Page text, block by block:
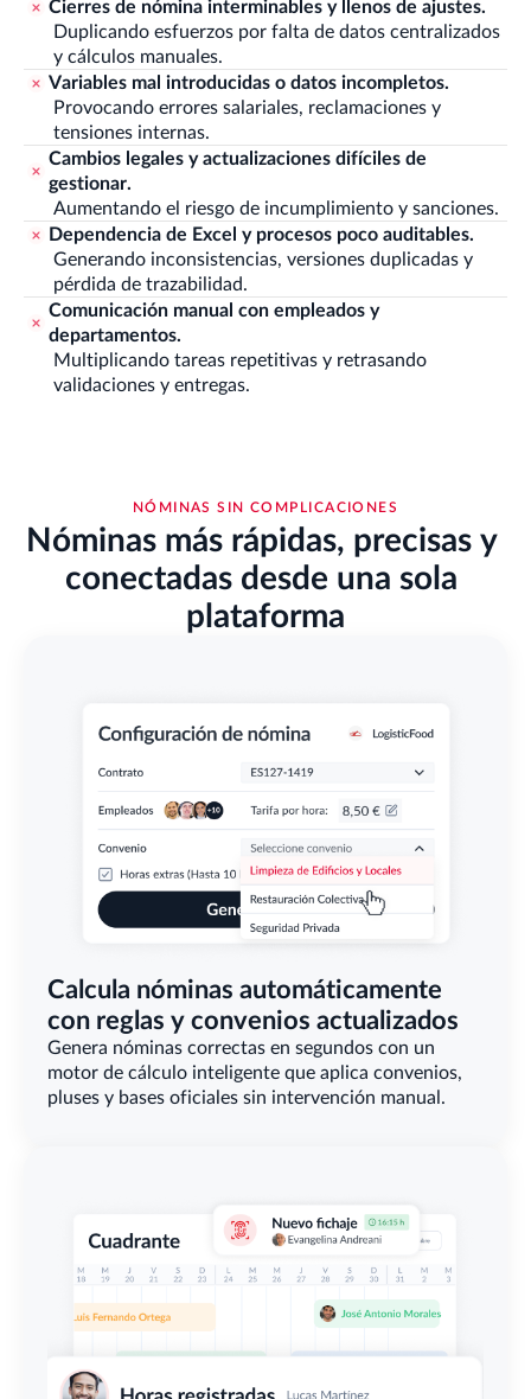
Cierres de nómina interminables y llenos de ajustes.
Duplicando esfuerzos por falta de datos centralizados
y cálculos manuales.
Variables mal introducidas o datos incompletos.
Provocando errores salariales, reclamaciones y
tensiones internas.
Cambios legales y actualizaciones difíciles de
gestionar.
Aumentando el riesgo de incumplimiento y sanciones.
Dependencia de Excel y procesos poco auditables.
Generando inconsistencias, versiones duplicadas y
pérdida de trazabilidad.
Comunicación manual con empleados y
departamentos.
Multiplicando tareas repetitivas y retrasando
validaciones y entregas.
NÓMINAS SIN COMPLICACIONES
Nóminas más rápidas, precisas y
conectadas desde una sola
plataforma
Calcula nóminas automáticamente
con reglas y convenios actualizados
Genera nóminas correctas en segundos con un
motor de cálculo inteligente que aplica convenios,